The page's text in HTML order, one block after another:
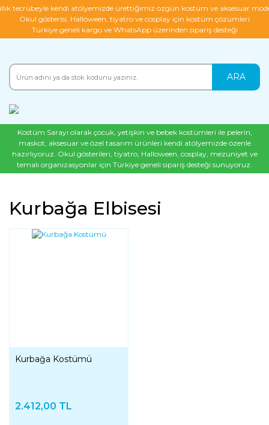
tecrübeyle kendi atölyemizde ürettiğimiz özgün kostüm ve aksesuar
Okul gösterisi, Halloween, tiyatro ve cosplay için kostüm çözümleri
Türkiye geneli kargo ve WhatsApp üzerinden sipariş desteği
ARA
Kostüm Sarayı olarak çocuk, yetişkin ve bebek kostümleri ile pelerin,
maskot, aksesuar ve özel tasarım ürünleri kendi atölyemizde özenle
hazırlıyoruz. Okul gösterileri, tiyatro, Halloween, cosplay, mezuniyet ve
temalı organizasyonlar için Türkiye geneli sipariş desteği sunuyoruz.
Kurbağa Elbisesi
Kurbağa Kostümü
2.412,00 TL